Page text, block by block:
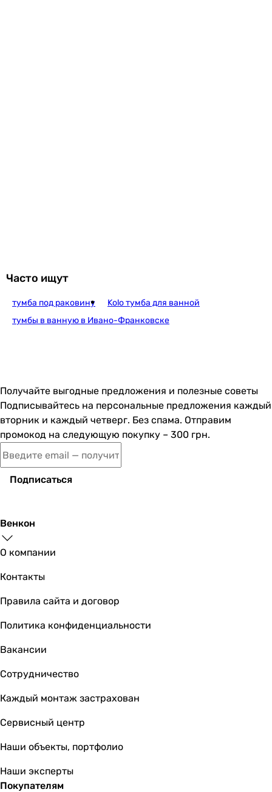
Часто ищут
тумба под раковину
Kolo тумба для ванной
тумбы в ванную в Ивано-Франковске
Получайте выгодные предложения и полезные советы
Подписывайтесь на персональные предложения каждый
вторник и каждый четверг. Без спама. Отправим
промокод на следующую покупку – 300 грн.
Подписаться
Венкон
О компании
Контакты
Правила сайта и договор
Политика конфиденциальности
Вакансии
Сотрудничество
Каждый монтаж застрахован
Сервисный центр
Наши объекты, портфолио
Наши эксперты
Покупателям